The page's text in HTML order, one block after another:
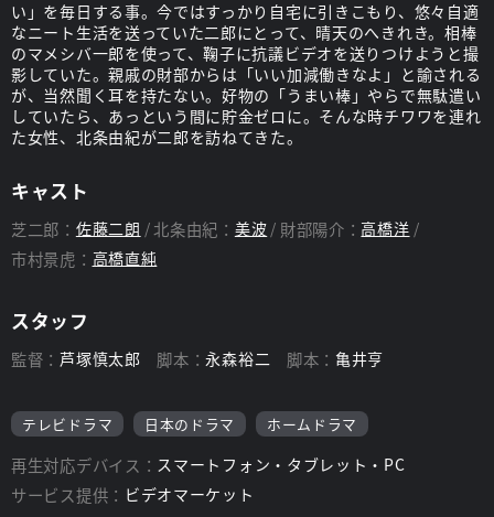
い」を毎日する事。今ではすっかり自宅に引きこもり、悠々自適
なニート生活を送っていた二郎にとって、晴天のへきれき。相棒
のマメシバ一郎を使って、鞠子に抗議ビデオを送りつけようと撮
影していた。親戚の財部からは「いい加減働きなよ」と諭される
が、当然聞く耳を持たない。好物の「うまい棒」やらで無駄遣い
していたら、あっという間に貯金ゼロに。そんな時チワワを連れ
た女性、北条由紀が二郎を訪ねてきた。
キャスト
芝二郎： 佐藤二朗 北条由紀： 美波 財部陽介： 高橋洋
市村景虎： 高橋直純
スタッフ
監督：芦塚慎太郎 脚本：永森裕二 脚本：亀井亨
テレビドラマ 日本のドラマ ホームドラマ
再生対応デバイス： スマートフォン・タブレット・PC
サービス提供： ビデオマーケット